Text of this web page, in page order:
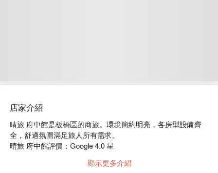
店家介紹
晴旅 府中館是板橋區的商旅。環境簡約明亮，各房型設備齊
全，舒適氛圍滿足旅人所有需求。
晴旅 府中館評價：Google 4.0 星
誕城，交通位置十分方便，是板橋休憩的好選擇。
顯示更多介紹